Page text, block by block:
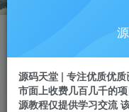
推广赚钱 70%分佣
推广返佣高达70%
源码天堂 | 专注优质优
市面上收费几百几千的
源教程仅提供学习交流